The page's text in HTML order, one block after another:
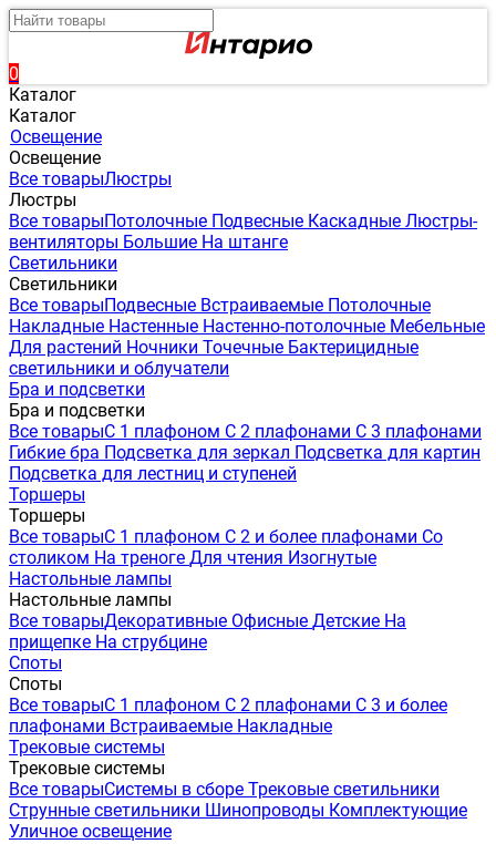
0
Каталог
Каталог
Освещение
Освещение
Все товарыЛюстры
Люстры
Все товарыПотолочные Подвесные Каскадные Люстры-
вентиляторы Большие На штанге
Светильники
Светильники
Все товарыПодвесные Встраиваемые Потолочные
Накладные Настенные Настенно-потолочные Мебельные
Для растений Ночники Точечные Бактерицидные
светильники и облучатели
Бра и подсветки
Бра и подсветки
Все товарыС 1 плафоном С 2 плафонами С 3 плафонами
Гибкие бра Подсветка для зеркал Подсветка для картин
Подсветка для лестниц и ступеней
Торшеры
Торшеры
Все товарыС 1 плафоном С 2 и более плафонами Со
столиком На треноге Для чтения Изогнутые
Настольные лампы
Настольные лампы
Все товарыДекоративные Офисные Детские На
прищепке На струбцине
Споты
Споты
Все товарыС 1 плафоном С 2 плафонами С 3 и более
плафонами Встраиваемые Накладные
Трековые системы
Трековые системы
Все товарыСистемы в сборе Трековые светильники
Струнные светильники Шинопроводы Комплектующие
Уличное освещение